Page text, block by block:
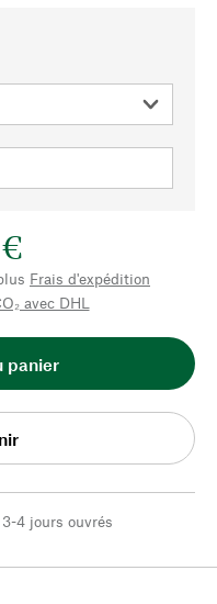
Frais d'expédition
avec DHL
panier
4 jours ouvrés